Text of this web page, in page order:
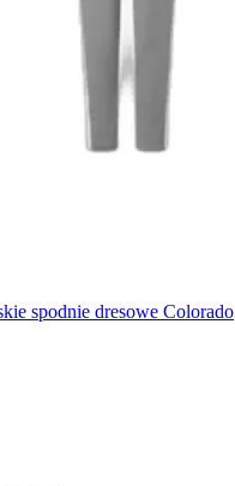
spodnie dresowe Colorado